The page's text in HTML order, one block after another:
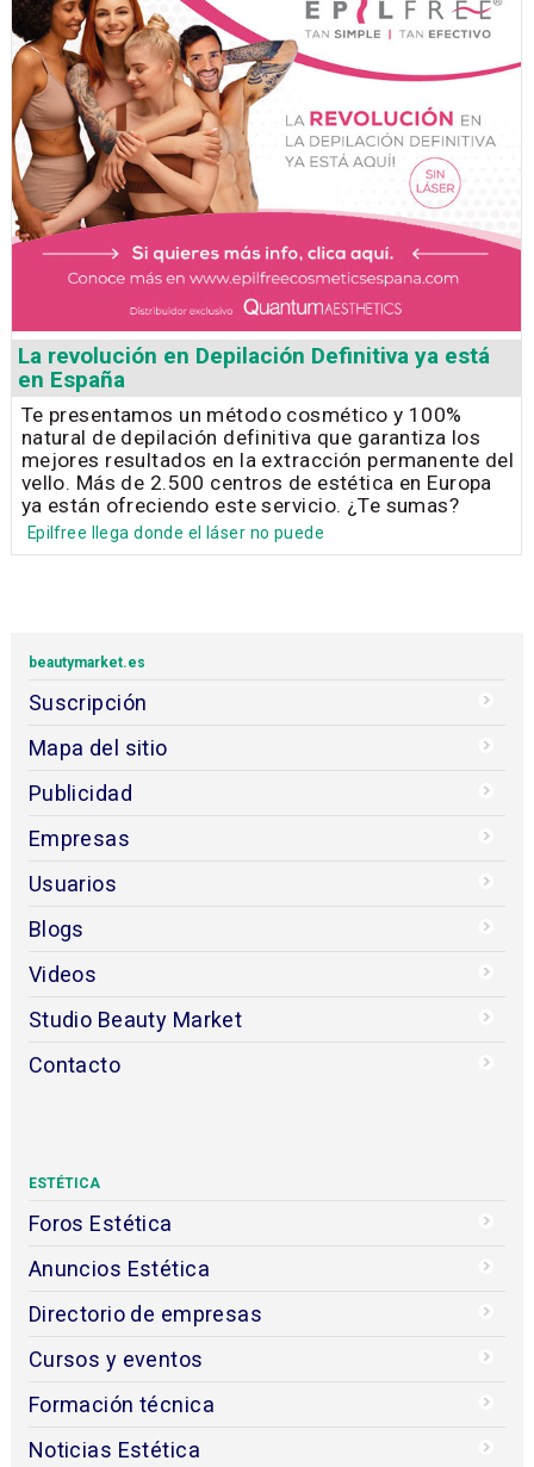
La revolución en Depilación Definitiva ya está
en España
Te presentamos un método cosmético y 100%
natural de depilación definitiva que garantiza los
mejores resultados en la extracción permanente del
vello. Más de 2.500 centros de estética en Europa
ya están ofreciendo este servicio. ¿Te sumas?
Epilfree llega donde el láser no puede
beautymarket.es
Suscripción
Mapa del sitio
Publicidad
Empresas
Usuarios
Blogs
Videos
Studio Beauty Market
Contacto
ESTÉTICA
Foros Estética
Anuncios Estética
Directorio de empresas
Cursos y eventos
Formación técnica
Noticias Estética